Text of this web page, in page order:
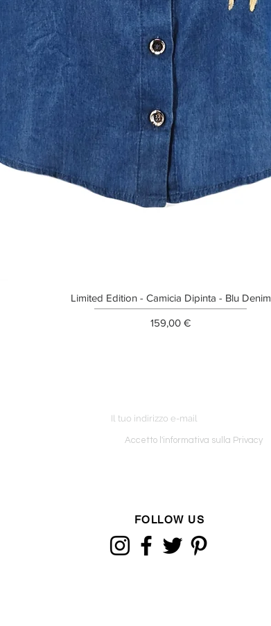
Limited Edition - Camicia Dipinta - Blu Denim
Prezzo
159,00 €
Accetto l'informativa sulla Privacy
FOLLOW US